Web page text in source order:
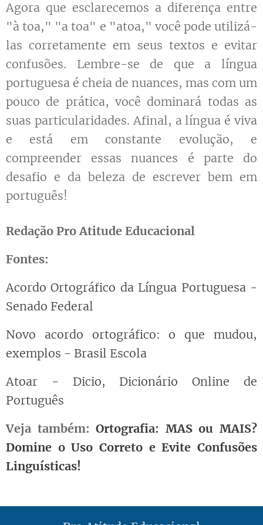
Agora que esclarecemos a diferença entre
"à toa," "a toa" e "atoa," você pode utilizá-
las corretamente em seus textos e evitar
confusões. Lembre-se de que a língua
portuguesa é cheia de nuances, mas com um
pouco de prática, você dominará todas as
suas particularidades. Afinal, a língua é viva
e está em constante evolução, e
compreender essas nuances é parte do
desafio e da beleza de escrever bem em
português!
Redação Pro Atitude Educacional
Fontes:
Acordo Ortográfico da Língua Portuguesa -
Senado Federal
Novo acordo ortográfico: o que mudou,
exemplos - Brasil Escola
Atoar - Dicio, Dicionário Online de
Português
Veja também:Ortografia: MAS ou MAIS?
Domine o Uso Correto e Evite Confusões
Linguísticas!